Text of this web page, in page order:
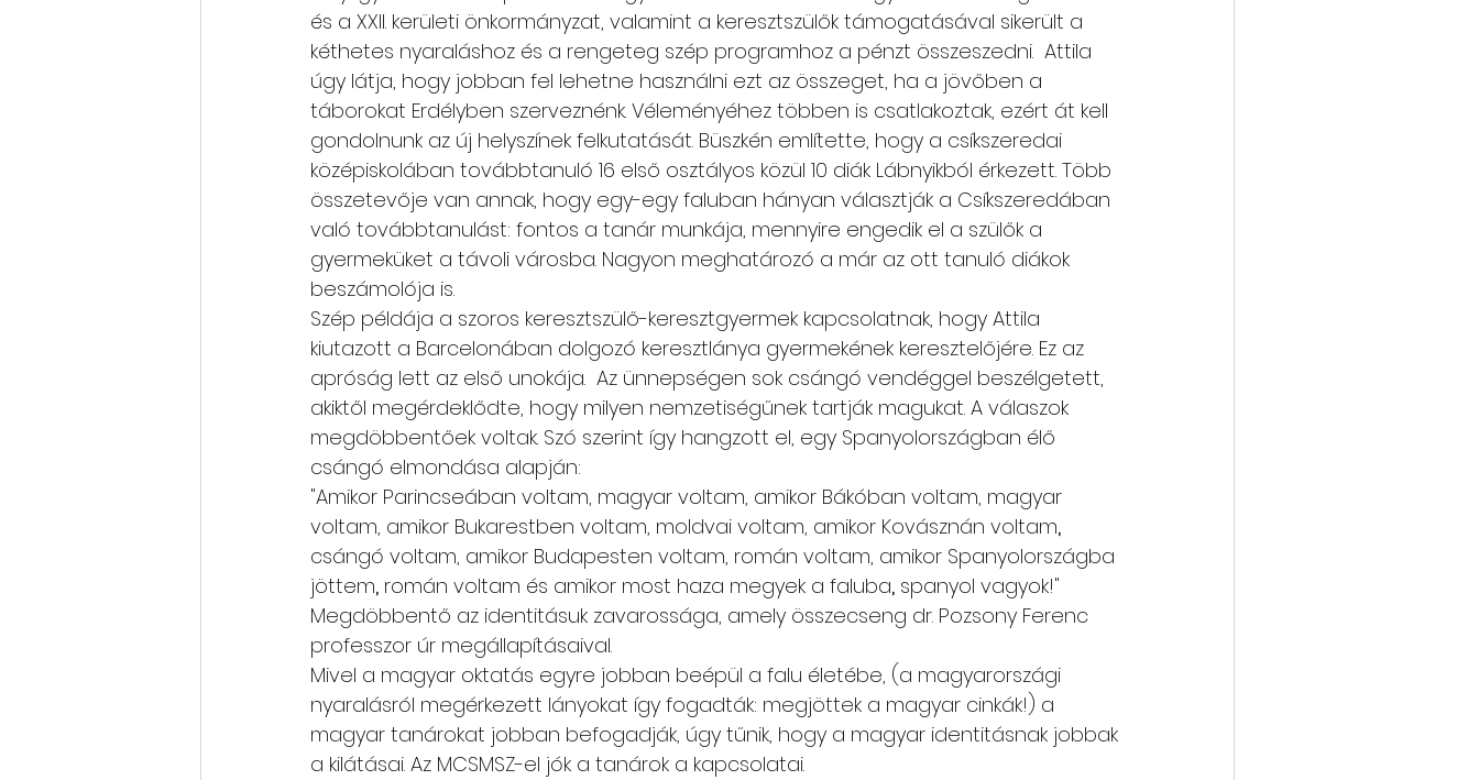
és a XXII. kerületi önkormányzat, valamint a keresztszülők támogatásával sikerült a
kéthetes nyaraláshoz és a rengeteg szép programhoz a pénzt összeszedni.  Attila
úgy látja, hogy jobban fel lehetne használni ezt az összeget, ha a jövőben a
táborokat Erdélyben szerveznénk. Véleményéhez többen is csatlakoztak, ezért át kell
gondolnunk az új helyszínek felkutatását. Büszkén említette, hogy a csíkszeredai
középiskolában továbbtanuló 16 első osztályos közül 10 diák Lábnyikból érkezett. Több
összetevője van annak, hogy egy-egy faluban hányan választják a Csíkszeredában
való továbbtanulást: fontos a tanár munkája, mennyire engedik el a szülők a
gyermeküket a távoli városba. Nagyon meghatározó a már az ott tanuló diákok
beszámolója is.
Szép példája a szoros keresztszülő-keresztgyermek kapcsolatnak, hogy Attila
kiutazott a Barcelonában dolgozó keresztlánya gyermekének keresztelőjére. Ez az
apróság lett az első unokája.  Az ünnepségen sok csángó vendéggel beszélgetett,
akiktől megérdeklődte, hogy milyen nemzetiségűnek tartják magukat. A válaszok
megdöbbentőek voltak. Szó szerint így hangzott el, egy Spanyolországban élő
csángó elmondása alapján:
"Amikor Parincseában voltam, magyar voltam, amikor Bákóban voltam, magyar
voltam, amikor Bukarestben voltam, moldvai voltam, amikor Kovásznán voltam,
csángó voltam, amikor Budapesten voltam, román voltam, amikor Spanyolországba
jöttem, román voltam és amikor most haza megyek a faluba, spanyol vagyok!"
Megdöbbentő az identitásuk zavarossága, amely összecseng dr. Pozsony Ferenc
professzor úr megállapításaival.
Mivel a magyar oktatás egyre jobban beépül a falu életébe, (a magyarországi
nyaralásról megérkezett lányokat így fogadták: megjöttek a magyar cinkák!) a
magyar tanárokat jobban befogadják, úgy tűnik, hogy a magyar identitásnak jobbak
a kilátásai. Az MCSMSZ-el jók a tanárok a kapcsolatai.